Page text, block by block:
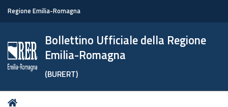
Regione Emilia-Romagna
Bollettino Ufficiale della Regione
Emilia-Romagna
(BURERT)
Tu